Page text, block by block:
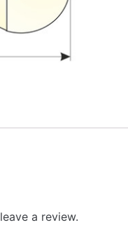
a review.